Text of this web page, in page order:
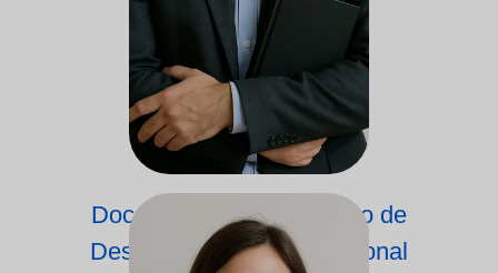
Docente do Departamento de
Desenvolvimento Profissional